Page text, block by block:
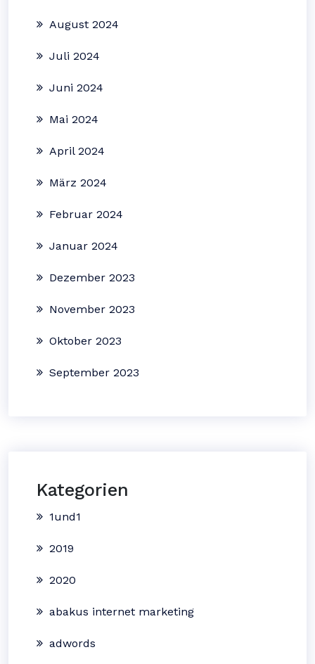
August 2024
Juli 2024
Juni 2024
Mai 2024
April 2024
März 2024
Februar 2024
Januar 2024
Dezember 2023
November 2023
Oktober 2023
September 2023
Kategorien
1und1
2019
2020
abakus internet marketing
adwords